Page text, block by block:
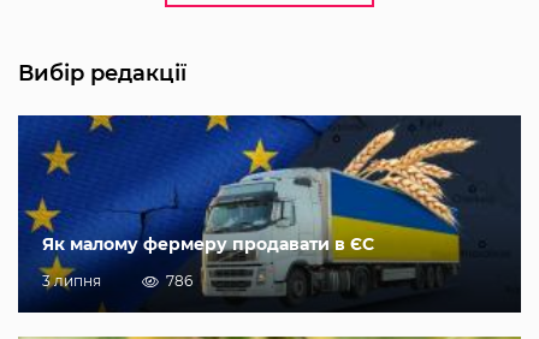
Вибір редакції
Як малому фермеру продавати в ЄС
3 липня 786